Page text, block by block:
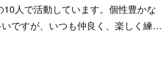
人で活動しています。個性豊かな
ですが、いつも仲良く、楽しく練…